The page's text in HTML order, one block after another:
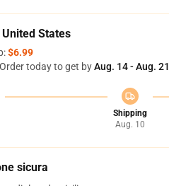
States
$6.99
today to get byAug. 14 - Aug. 21
Shipping
Aug. 10
sicura